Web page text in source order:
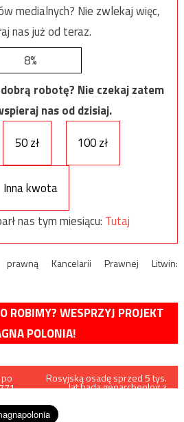
medialnych? Nie zwlekaj więc,
nas już od teraz.
8%
robotę? Nie czekaj zatem
nas od dzisiaj.
50 zł 100 zł
Inna kwota
nas tym miesiącu: Tutaj
Kancelarii Prawnej Litwin:
ROBIMY? WESPRZYJ PROJEKT
POLONIA!
Rosyjską osadę sprzed 5 tys.
lat bada geoarcheolog z